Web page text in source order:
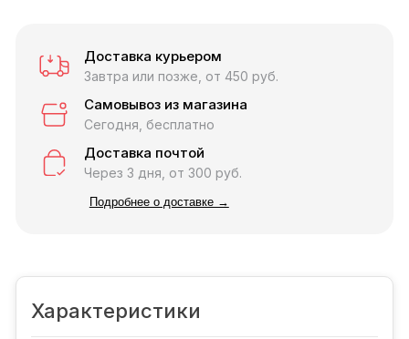
Доставка курьером
Завтра или позже, от 450 руб.
Самовывоз из магазина
Сегодня, бесплатно
Доставка почтой
Через 3 дня, от 300 руб.
Подробнее о доставке →
Характеристики